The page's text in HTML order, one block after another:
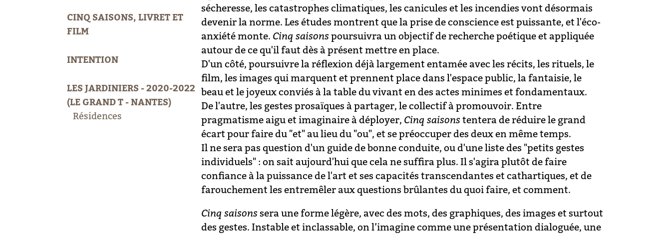
sécheresse, les catastrophes climatiques, les canicules et les incendies vont désormais
devenir la norme. Les études montrent que la prise de conscience est puissante, et l'éco-
anxiété monte. Cinq saisons poursuivra un objectif de recherche poétique et appliquée
autour de ce qu'il faut dès à présent mettre en place.
D'un côté, poursuivre la réflexion déjà largement entamée avec les récits, les rituels, le
film, les images qui marquent et prennent place dans l'espace public, la fantaisie, le
beau et le joyeux conviés à la table du vivant en des actes minimes et fondamentaux.
De l'autre, les gestes prosaïques à partager, le collectif à promouvoir. Entre
pragmatisme aigu et imaginaire à déployer, Cinq saisons tentera de réduire le grand
écart pour faire du "et" au lieu du "ou", et se préoccuper des deux en même temps.
Il ne sera pas question d'un guide de bonne conduite, ou d'une liste des "petits gestes
individuels" : on sait aujourd'hui que cela ne suffira plus. Il s'agira plutôt de faire
confiance à la puissance de l'art et ses capacités transcendantes et cathartiques, et de
farouchement les entremêler aux questions brûlantes du quoi faire, et comment.
Cinq saisons sera une forme légère, avec des mots, des graphiques, des images et surtout
des gestes. Instable et inclassable, on l’imagine comme une présentation dialoguée, une
CINQ SAISONS, LIVRET ET
FILM
INTENTION
LES JARDINIERS - 2020-2022
(LE GRAND T - NANTES)
Résidences